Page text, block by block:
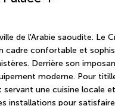
de l'Arabie saoudite. Le
cadre confortable et
Derrière son
moderne. Pour
une cuisine locale
installations pour